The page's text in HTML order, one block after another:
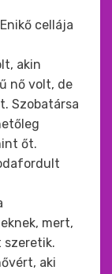
cellája
akin
nő volt, de
Szobatársa
őt.
mert,
szeretik.
aki